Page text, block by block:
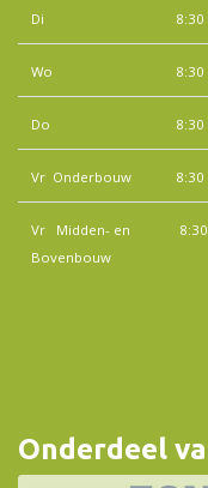
Di
Wo
Do
Vr Onderbouw
Vr Midden- en
Bovenbouw
Onderdeel